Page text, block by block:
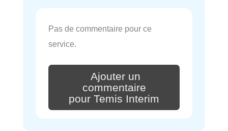
Pas de commentaire pour ce
service.
Ajouter un
commentaire
pour Temis Interim